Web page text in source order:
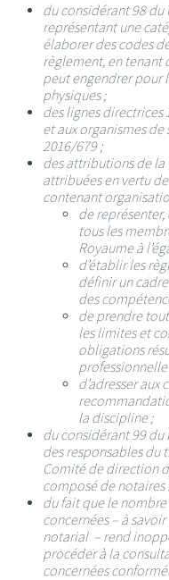
du considérant 98 du
représentant une
élaborer des codes
règlement, en tenant
peut engendrer pour
physiques ;
des lignes directrices
et aux organismes
2016/679 ;
des attributions de
attribuées en vertu
contenant
de
tous les
Royaume à
d’établir les
définir un
des
de prendre
les limites et
obligations
d’adresser aux
la discipline ;
du considérant 99
des responsables du
Comité de direction
composé de notaires
du fait que le
concernées – à
notarial – rend
procéder à la
concernées